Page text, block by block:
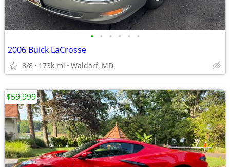
• • • • • •
2006 Buick LaCrosse
8/8 173k mi Waldorf, MD
$59,999